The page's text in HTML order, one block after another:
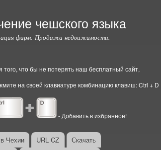
чешского языка
фирм. Продажа недвижимости.
того, что бы не потерять наш бесплатный сайт,
на своей клавиатуре комбинацию клавиш: Ctrl + D
- Добавить в избранное!
Чехии URL CZ
Скачать